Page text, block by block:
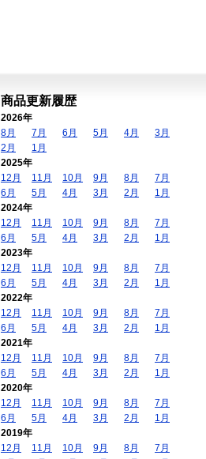
商品更新履歴
2026年
8月
7月 6月 5月 4月
3月
2月
1月
2025年
12月
11月 10月 9月 8月
7月
6月
5月 4月 3月 2月
1月
2024年
12月
11月 10月 9月 8月
7月
6月
5月 4月 3月 2月
1月
2023年
12月
11月 10月 9月 8月
7月
6月
5月 4月 3月 2月
1月
2022年
12月
11月 10月 9月 8月
7月
6月
5月 4月 3月 2月
1月
2021年
12月
11月 10月 9月 8月
7月
6月
5月 4月 3月 2月
1月
2020年
12月
11月 10月 9月 8月
7月
6月
5月 4月 3月 2月
1月
2019年
12月
11月 10月 9月 8月
7月